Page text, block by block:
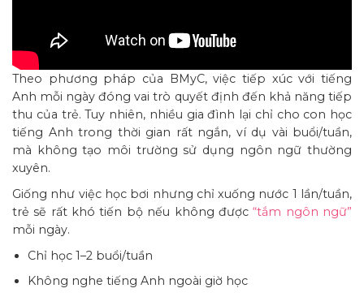
Theo phương pháp của BMyC, việc tiếp xúc với tiếng
Anh mỗi ngày đóng vai trò quyết định đến khả năng tiếp
thu của trẻ. Tuy nhiên, nhiều gia đình lại chỉ cho con học
tiếng Anh trong thời gian rất ngắn, ví dụ vài buổi/tuần,
mà không tạo môi trường sử dụng ngôn ngữ thường
xuyên.
Giống như việc học bơi nhưng chỉ xuống nước 1 lần/tuần,
trẻ sẽ rất khó tiến bộ nếu không được“tắm ngôn ngữ”
mỗi ngày.
Chỉ học 1–2 buổi/tuần
Không nghe tiếng Anh ngoài giờ học